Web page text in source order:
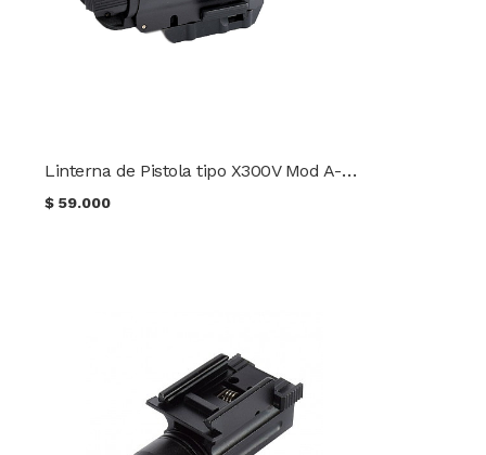
Linterna de Pistola tipo X300V Mod A-017BK
$59.000